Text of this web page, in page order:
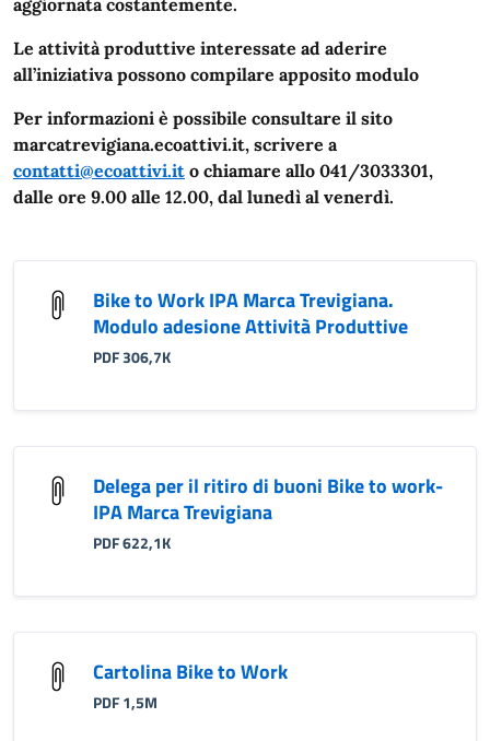
Le attività produttive interessate ad aderire
all’iniziativa possono compilare apposito modulo
Per informazioni è possibile consultare il sito
marcatrevigiana.ecoattivi.it, scrivere a
contatti@ecoattivi.it o chiamare allo 041/3033301,
dalle ore 9.00 alle 12.00, dal lunedì al venerdì.
Bike to Work IPA Marca Trevigiana.
Modulo adesione Attività Produttive
PDF 306,7K
Delega per il ritiro di buoni Bike to work-
IPA Marca Trevigiana
PDF 622,1K
Cartolina Bike to Work
PDF 1,5M